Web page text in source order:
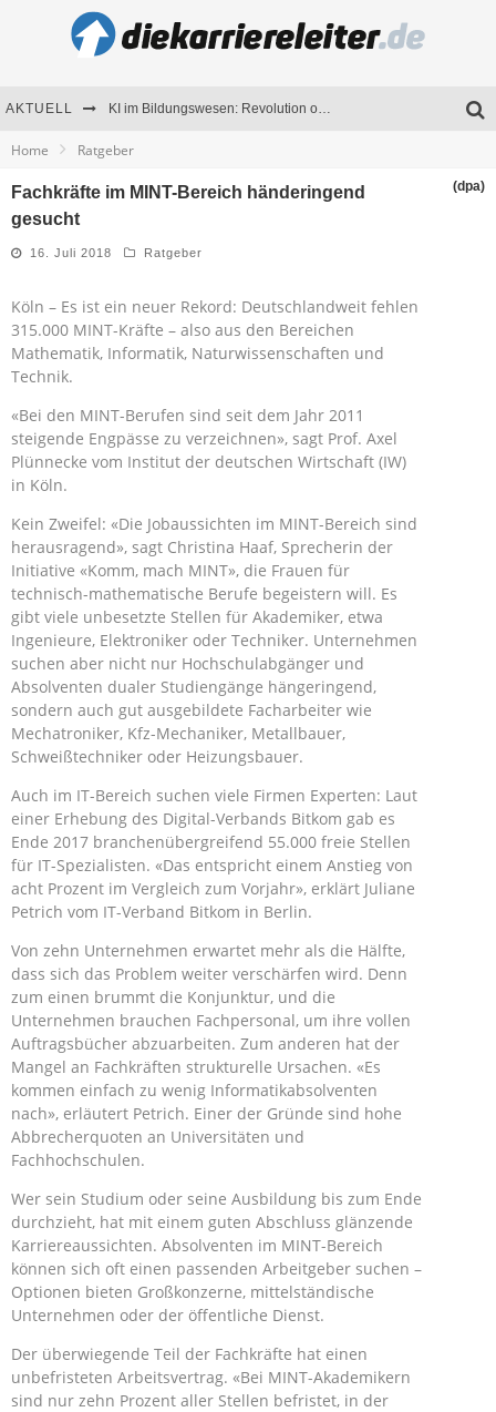
AKTUELL KI im Bildungswesen: Revolution oder Risiko für Schulen und Universitäten?
Seminare als Motivationsmotor – Wie Weiterbildung Mitarbeiter nachhaltig begeistert
Home Ratgeber
Fachkräfte im MINT-Bereich händeringend
gesucht
(dpa)
16. Juli 2018 Ratgeber
Köln – Es ist ein neuer Rekord: Deutschlandweit fehlen
315.000 MINT-Kräfte – also aus den Bereichen
Mathematik, Informatik, Naturwissenschaften und
Technik.
«Bei den MINT-Berufen sind seit dem Jahr 2011
steigende Engpässe zu verzeichnen», sagt Prof. Axel
Plünnecke vom Institut der deutschen Wirtschaft (IW)
in Köln.
Kein Zweifel: «Die Jobaussichten im MINT-Bereich sind
herausragend», sagt Christina Haaf, Sprecherin der
Initiative «Komm, mach MINT», die Frauen für
technisch-mathematische Berufe begeistern will. Es
gibt viele unbesetzte Stellen für Akademiker, etwa
Ingenieure, Elektroniker oder Techniker. Unternehmen
suchen aber nicht nur Hochschulabgänger und
Absolventen dualer Studiengänge hängeringend,
sondern auch gut ausgebildete Facharbeiter wie
Mechatroniker, Kfz-Mechaniker, Metallbauer,
Schweißtechniker oder Heizungsbauer.
Auch im IT-Bereich suchen viele Firmen Experten: Laut
einer Erhebung des Digital-Verbands Bitkom gab es
Ende 2017 branchenübergreifend 55.000 freie Stellen
für IT-Spezialisten. «Das entspricht einem Anstieg von
acht Prozent im Vergleich zum Vorjahr», erklärt Juliane
Petrich vom IT-Verband Bitkom in Berlin.
Von zehn Unternehmen erwartet mehr als die Hälfte,
dass sich das Problem weiter verschärfen wird. Denn
zum einen brummt die Konjunktur, und die
Unternehmen brauchen Fachpersonal, um ihre vollen
Auftragsbücher abzuarbeiten. Zum anderen hat der
Mangel an Fachkräften strukturelle Ursachen. «Es
kommen einfach zu wenig Informatikabsolventen
nach», erläutert Petrich. Einer der Gründe sind hohe
Abbrecherquoten an Universitäten und
Fachhochschulen.
Wer sein Studium oder seine Ausbildung bis zum Ende
durchzieht, hat mit einem guten Abschluss glänzende
Karriereaussichten. Absolventen im MINT-Bereich
können sich oft einen passenden Arbeitgeber suchen –
Optionen bieten Großkonzerne, mittelständische
Unternehmen oder der öffentliche Dienst.
Der überwiegende Teil der Fachkräfte hat einen
unbefristeten Arbeitsvertrag. «Bei MINT-Akademikern
sind nur zehn Prozent aller Stellen befristet, in der